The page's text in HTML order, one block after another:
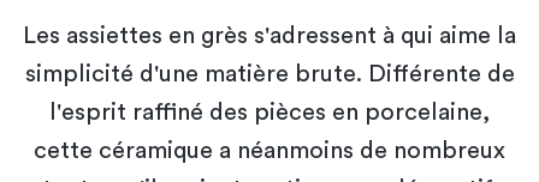
Les assiettes en grès s'adressent à qui aime la
simplicité d'une matière brute. Différente de
l'esprit raffiné des pièces en porcelaine,
cette céramique a néanmoins de nombreux